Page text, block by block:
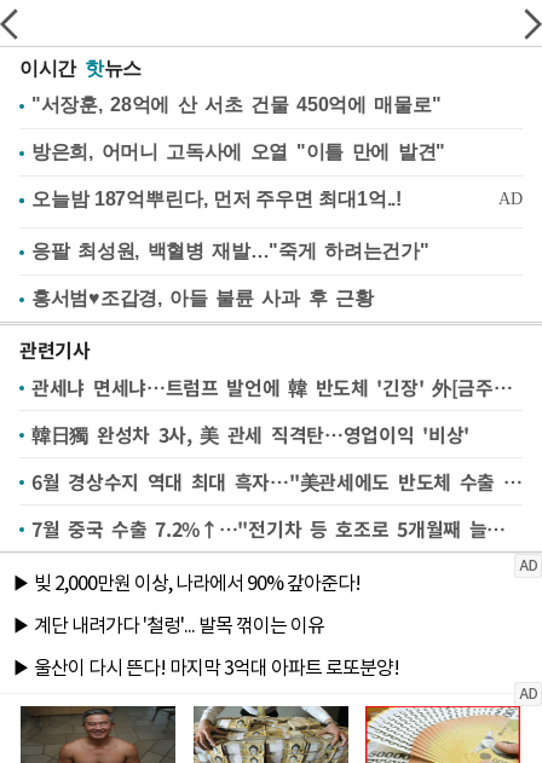
이시간 핫뉴스
"서장훈, 28억에 산 서초 건물 450억에 매물로"
방은희, 어머니 고독사에 오열 "이틀 만에 발견"
응팔 최성원, 백혈병 재발…"죽게 하려는건가"
홍서범♥조갑경, 아들 불륜 사과 후 근황
관련기사
관세냐 면세냐…트럼프 발언에 韓 반도체 '긴장' 外[금주의 산업계 이슈]
韓日獨 완성차 3사, 美 관세 직격탄…영업이익 '비상'
6월 경상수지 역대 최대 흑자…"美관세에도 반도체 수출 호조"(종합2보)
7월 중국 수출 7.2%↑…"전기차 등 호조로 5개월째 늘어나"